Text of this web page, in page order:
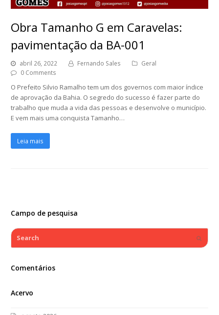
Obra Tamanho G em Caravelas:
pavimentação da BA-001
abril 26, 2022 Fernando Sales
Geral
0 Comments
O Prefeito Silvio Ramalho tem um dos governos com maior índice
de aprovação da Bahia. O segredo do sucesso é fazer parte do
trabalho que muda a vida das pessoas e desenvolve o município.
E vem mais uma conquista Tamanho…
Leia mais
Campo de pesquisa
Search
Comentários
Acervo